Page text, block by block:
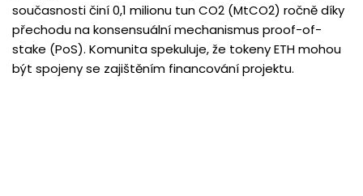
současnosti činí 0,1 milionu tun CO2 (MtCO2) ročně díky
přechodu na konsensuální mechanismus proof-of-
stake (PoS). Komunita spekuluje, že tokeny ETH mohou
být spojeny se zajištěním financování projektu.